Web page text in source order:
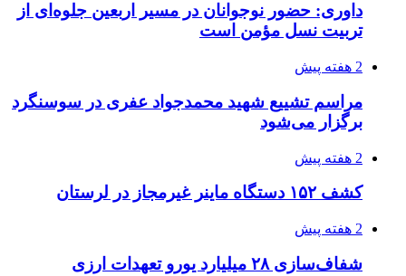
داوری: حضور نوجوانان در مسیر اربعین جلوه‌ای از
تربیت نسل مؤمن است
2 هفته پیش
مراسم تشییع شهید محمدجواد عفری در سوسنگرد
برگزار می‌شود
2 هفته پیش
کشف ۱۵۲ دستگاه ماینر غیرمجاز در لرستان
2 هفته پیش
شفاف‌سازی ۲۸ میلیارد یورو تعهدات ارزی